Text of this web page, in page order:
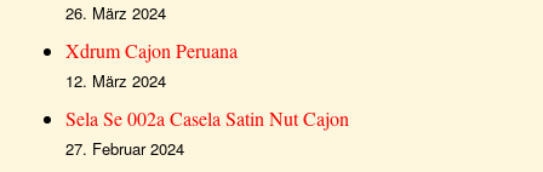
26. März 2024
Xdrum Cajon Peruana
12. März 2024
Sela Se 002a Casela Satin Nut Cajon
27. Februar 2024